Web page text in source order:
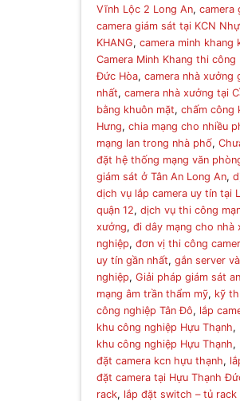
Vĩnh Lộc 2 Long An,camera
camera giám sát tại KCN
KHANG,camera minh khang
Camera Minh Khang thi công
Đức Hòa,camera nhà xưởng
nhất,camera nhà xưởng tại
bằng khuôn mặt,chấm công
Hưng,chia mạng cho nhiều
mạng lan trong nhà phố,
đặt hệ thống mạng văn
giám sát ở Tân An Long An,
dịch vụ lắp camera uy tín tại
quận 12,dịch vụ thi công
xưởng,đi dây mạng cho nhà
nghiệp,đơn vị thi công
uy tín gần nhất,gắn server
nghiệp,Giải pháp giám sát
mạng âm trần thẩm mỹ, kỹ
công nghiệp Tân Đô, lắp
khu công nghiệp Hựu Thạnh,
khu công nghiệp Hựu Thạnh,
đặt camera kcn hựu thạnh,
đặt camera tại Hựu Thạnh
rack, lắp đặt switch – tủ